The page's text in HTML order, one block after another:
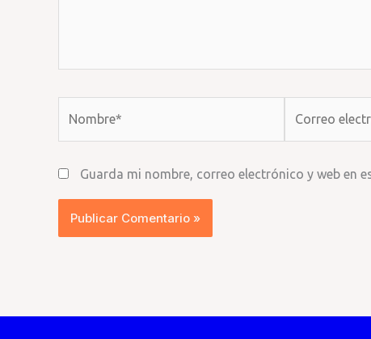
Guarda mi nombre, correo electrónico y web en